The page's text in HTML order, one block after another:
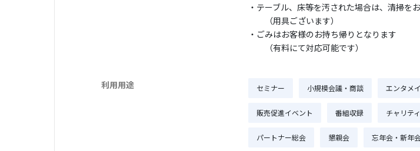
・テーブル、床等を汚された場合は、清掃を
（用具ございます）
・ごみはお客様のお持ち帰りとなります
（有料にて対応可能です）
利用用途 セミナー 小規模会議・商談 エンタメ
販売促進イベント 番組収録 チャリテ
パートナー総会 懇親会 忘年会・新年